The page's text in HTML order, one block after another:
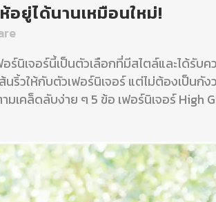
อยู่ได้นานเหมือนใหม่!
ร์นิเจอร์นี้เป็นตัวเลือกที่มีสไตล์และได้รับ
ริ้วให้กับตัวเฟอร์นิเจอร์ แต่ไม่ต้องเป็นกั
มเคล็ดลับง่าย ๆ 5 ข้อ เฟอร์นิเจอร์